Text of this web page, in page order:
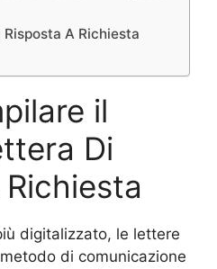
A Richiesta
il
Di
digitalizzato, le lettere
di comunicazione